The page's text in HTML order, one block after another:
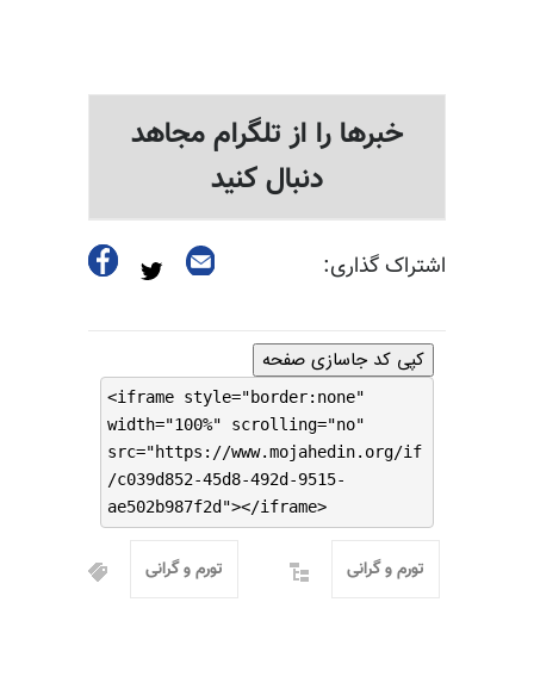
خبرها را از تلگرام مجاهد
دنبال کنید
اشتراک گذاری:
کپی کد جاسازی صفحه
<iframe style="border:none"
width="100%" scrolling="no"
src="https://www.mojahedin.org/if
/c039d852-45d8-492d-9515-
ae502b987f2d"></iframe>
تورم و گرانی تورم و گرانی